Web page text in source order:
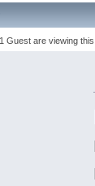
Guest are viewing this